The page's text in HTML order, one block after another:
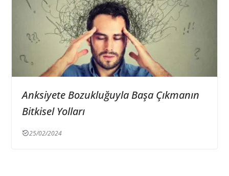
Anksiyete Bozukluğuyla Başa Çıkmanın
Bitkisel Yolları
25/02/2024